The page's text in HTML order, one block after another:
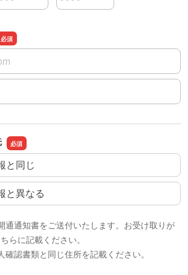
号
認用
と同じ
と異なる
通通知書をご送付いたします。お受け取りが
らに記載ください。
認書類と同じ住所を記載ください。